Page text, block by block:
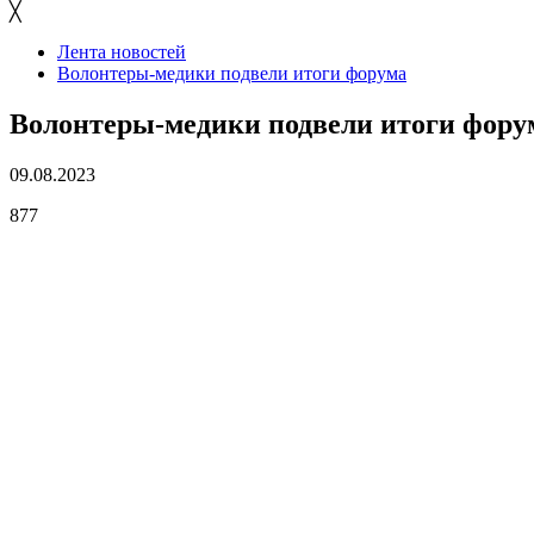
╳
Лента новостей
Волонтеры-медики подвели итоги форума
Волонтеры-медики подвели итоги
09.08.2023
877